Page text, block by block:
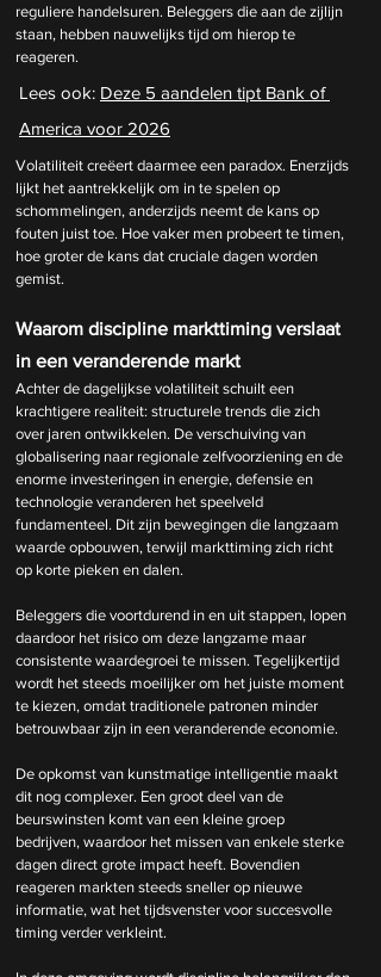
reguliere handelsuren. Beleggers die aan de zijlijn
staan, hebben nauwelijks tijd om hierop te
reageren.
Lees ook: Deze 5 aandelen tipt Bank of
America voor 2026
Volatiliteit creëert daarmee een paradox. Enerzijds
lijkt het aantrekkelijk om in te spelen op
schommelingen, anderzijds neemt de kans op
fouten juist toe. Hoe vaker men probeert te timen,
hoe groter de kans dat cruciale dagen worden
gemist.
Waarom discipline markttiming verslaat
in een veranderende markt
Achter de dagelijkse volatiliteit schuilt een
krachtigere realiteit: structurele trends die zich
over jaren ontwikkelen. De verschuiving van
globalisering naar regionale zelfvoorziening en de
enorme investeringen in energie, defensie en
technologie veranderen het speelveld
fundamenteel. Dit zijn bewegingen die langzaam
waarde opbouwen, terwijl markttiming zich richt
op korte pieken en dalen.
Beleggers die voortdurend in en uit stappen, lopen
daardoor het risico om deze langzame maar
consistente waardegroei te missen. Tegelijkertijd
wordt het steeds moeilijker om het juiste moment
te kiezen, omdat traditionele patronen minder
betrouwbaar zijn in een veranderende economie.
De opkomst van kunstmatige intelligentie maakt
dit nog complexer. Een groot deel van de
beurswinsten komt van een kleine groep
bedrijven, waardoor het missen van enkele sterke
dagen direct grote impact heeft. Bovendien
reageren markten steeds sneller op nieuwe
informatie, wat het tijdsvenster voor succesvolle
timing verder verkleint.